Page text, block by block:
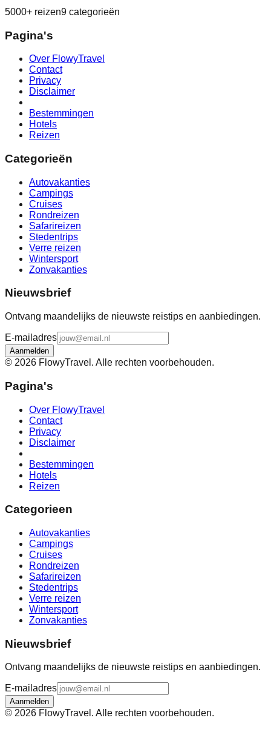
5000+ reizen9 categorieën
Pagina's
Over FlowyTravel
Contact
Privacy
Disclaimer
Bestemmingen
Hotels
Reizen
Categorieën
Autovakanties
Campings
Cruises
Rondreizen
Safarireizen
Stedentrips
Verre reizen
Wintersport
Zonvakanties
Nieuwsbrief
Ontvang maandelijks de nieuwste reistips en aanbiedingen.
E-mailadres
Aanmelden
© 2026 FlowyTravel. Alle rechten voorbehouden.
Pagina's
Over FlowyTravel
Contact
Privacy
Disclaimer
Bestemmingen
Hotels
Reizen
Categorieen
Autovakanties
Campings
Cruises
Rondreizen
Safarireizen
Stedentrips
Verre reizen
Wintersport
Zonvakanties
Nieuwsbrief
Ontvang maandelijks de nieuwste reistips en aanbiedingen.
E-mailadres
Aanmelden
© 2026 FlowyTravel. Alle rechten voorbehouden.